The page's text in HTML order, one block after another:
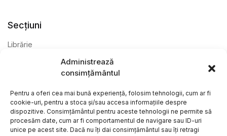
Administrează
consimțământul
Pentru a oferi cea mai bună experiență, folosim tehnologii, cum ar fi
cookie-uri, pentru a stoca și/sau accesa informațiile despre
dispozitive. Consimțământul pentru aceste tehnologii ne permite să
procesăm date, cum ar fi comportamentul de navigare sau ID-uri
unice pe acest site. Dacă nu îți dai consimțământul sau îți retragi
Secțiuni
Librărie